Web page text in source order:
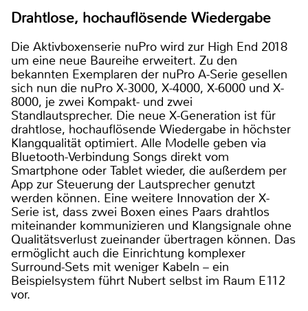
Drahtlose, hochauflösende Wiedergabe
Die Aktivboxenserie nuPro wird zur High End 2018
um eine neue Baureihe erweitert. Zu den
bekannten Exemplaren der nuPro A-Serie gesellen
sich nun die nuPro X-3000, X-4000, X-6000 und X-
8000, je zwei Kompakt- und zwei
Standlautsprecher. Die neue X-Generation ist für
drahtlose, hochauflösende Wiedergabe in höchster
Klangqualität optimiert. Alle Modelle geben via
Bluetooth-Verbindung Songs direkt vom
Smartphone oder Tablet wieder, die außerdem per
App zur Steuerung der Lautsprecher genutzt
werden können. Eine weitere Innovation der X-
Serie ist, dass zwei Boxen eines Paars drahtlos
miteinander kommunizieren und Klangsignale ohne
Qualitätsverlust zueinander übertragen können. Das
ermöglicht auch die Einrichtung komplexer
Surround-Sets mit weniger Kabeln – ein
Beispielsystem führt Nubert selbst im Raum E112
vor.